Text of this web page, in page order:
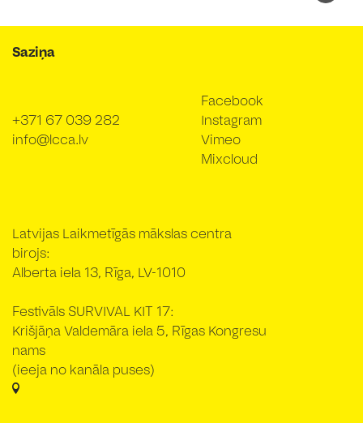
Saziņa
+371 67 039 282
info@lcca.lv
Facebook
Instagram
Vimeo
Mixcloud
Latvijas Laikmetīgās mākslas centra
birojs:
Alberta iela 13, Rīga, LV-1010
Festivāls SURVIVAL KIT 17:
Krišjāņa Valdemāra iela 5, Rīgas Kongresu
nams
(ieeja no kanāla puses)